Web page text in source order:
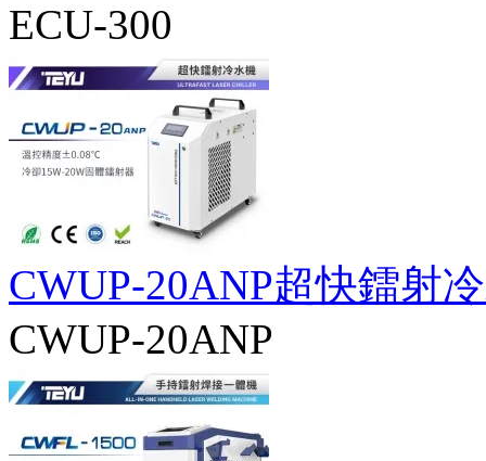
ECU-300
CWUP-20ANP超快鐳射
CWUP-20ANP